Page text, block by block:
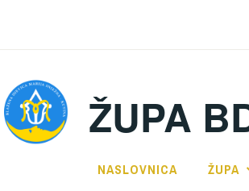
ŽUPA
NASLOVNICA ŽUPA